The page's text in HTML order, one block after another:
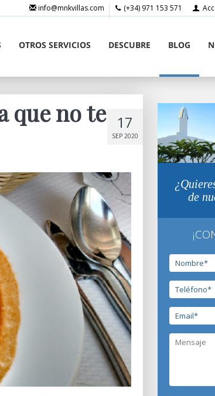
(+34) 971 153 571
info@mnkvillas.com
OTROS SERVICIOS DESCUBRE BLOG
17
SEP 2020
que no te
de